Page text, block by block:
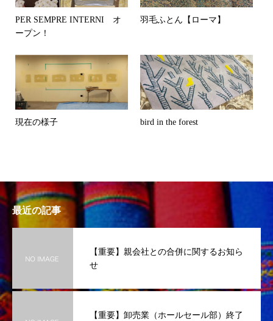
PER SEMPRE INTERNI オ
ープン！
羽毛ふとん【ローマ】
現在の様子 bird in the forest
最近の記事
【重要】親会社との合併に関するお知ら
せ
【重要】卸売業（ホールセール部）終了